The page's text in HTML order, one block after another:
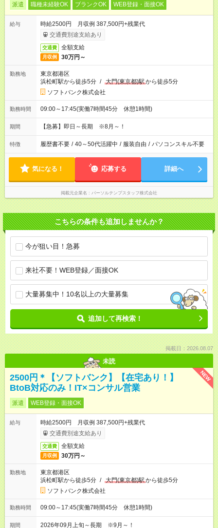
派遣 職種未経験OK ブランクOK WEB登録・面接OK
給与
時給2500円 月収例 387,500円+残業代
交通費別途支給あり
交通費 全額支給
月収例 30万円～
勤務地
東京都港区
浜松町駅から徒歩5分 / 大門(東京都)駅から徒歩5分
ソフトバンク株式会社
勤務時間 09:00～17:45(実働7時間45分 休憩1時間)
期間 【急募】即日～長期 ※8月～！
特徴 履歴書不要 / 40～50代活躍中 / 服装自由 / パソコンスキル不要
気になる！ 応募する 詳細へ
掲載元企業名 パーソルテンプスタッフ株式会社
こちらの条件も追加しませんか？
今が狙い目！急募
来社不要！WEB登録／面接OK
大量募集中！10名以上の大量募集
追加して再検索！
掲載日：2026.08.07
未読
NEW
2500円＊【ソフトバンク】【在宅あり！】
BtoB対応のみ！IT×コンサル営業
派遣 WEB登録・面接OK
給与
時給2500円 月収例 387,500円+残業代
交通費別途支給あり
交通費 全額支給
月収例 30万円～
勤務地
東京都港区
浜松町駅から徒歩5分 / 大門(東京都)駅から徒歩5分
ソフトバンク株式会社
勤務時間 09:00～17:45(実働7時間45分 休憩1時間)
期間 2026年09月上旬～長期 ※9月～！